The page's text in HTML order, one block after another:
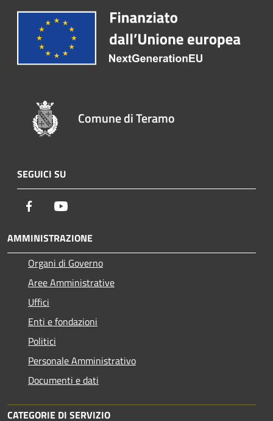
Comune di Teramo
SEGUICI SU
Facebook
AMMINISTRAZIONE
Organi di Governo
Aree Amministrative
Uffici
Enti e fondazioni
Politici
Personale Amministrativo
Documenti e dati
CATEGORIE DI SERVIZIO